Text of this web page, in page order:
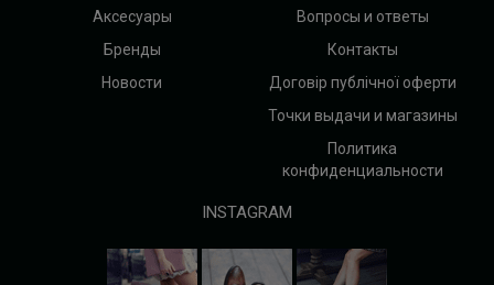
Аксесуары
Бренды
Новости
Вопросы и ответы
Контакты
Договір публічної оферти
Точки выдачи и магазины
Политика
конфиденциальности
INSTAGRAM